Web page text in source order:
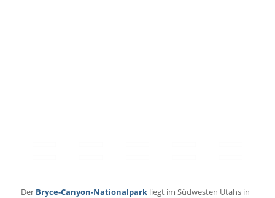
Der Bryce-Canyon-Nationalparkliegt im Südwesten Utahs in